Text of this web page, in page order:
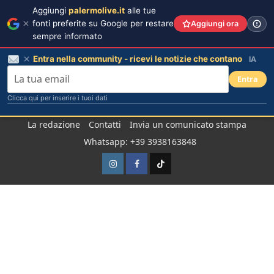
La redazione Contatti
Invia un comunicato stampa
Whatsapp: +39 3938163848
InstagramFacebook
TikTok
Aggiungi palermolive.it alle tue
fonti preferite su Google per restare
sempre informato
Aggiungi ora
Entra nella community - ricevi le notizie che contano IA
Entra
Clicca qui per inserire i tuoi dati